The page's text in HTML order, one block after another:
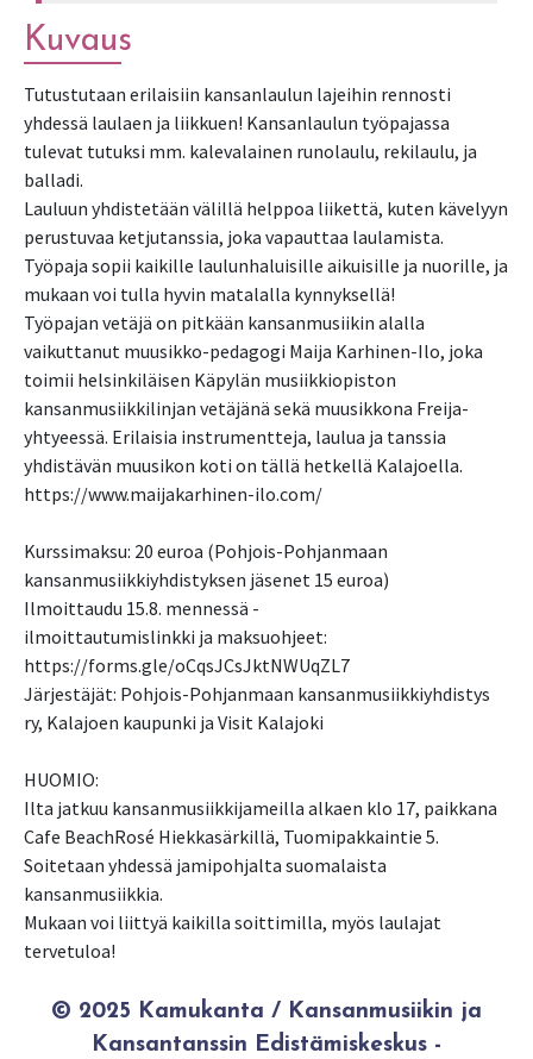
Kuvaus
Tutustutaan erilaisiin kansanlaulun lajeihin rennosti
yhdessä laulaen ja liikkuen! Kansanlaulun työpajassa
tulevat tutuksi mm. kalevalainen runolaulu, rekilaulu, ja
balladi.
Lauluun yhdistetään välillä helppoa liikettä, kuten kävelyyn
perustuvaa ketjutanssia, joka vapauttaa laulamista.
Työpaja sopii kaikille laulunhaluisille aikuisille ja nuorille, ja
mukaan voi tulla hyvin matalalla kynnyksellä!
Työpajan vetäjä on pitkään kansanmusiikin alalla
vaikuttanut muusikko-pedagogi Maija Karhinen-Ilo, joka
toimii helsinkiläisen Käpylän musiikkiopiston
kansanmusiikkilinjan vetäjänä sekä muusikkona Freija-
yhtyeessä. Erilaisia instrumentteja, laulua ja tanssia
yhdistävän muusikon koti on tällä hetkellä Kalajoella.
https://www.maijakarhinen-ilo.com/
Kurssimaksu: 20 euroa (Pohjois-Pohjanmaan
kansanmusiikkiyhdistyksen jäsenet 15 euroa)
Ilmoittaudu 15.8. mennessä -
ilmoittautumislinkki ja maksuohjeet:
https://forms.gle/oCqsJCsJktNWUqZL7
Järjestäjät: Pohjois-Pohjanmaan kansanmusiikkiyhdistys
ry, Kalajoen kaupunki ja Visit Kalajoki
HUOMIO:
Ilta jatkuu kansanmusiikkijameilla alkaen klo 17, paikkana
Cafe BeachRosé Hiekkasärkillä, Tuomipakkaintie 5.
Soitetaan yhdessä jamipohjalta suomalaista
kansanmusiikkia.
Mukaan voi liittyä kaikilla soittimilla, myös laulajat
tervetuloa!
© 2025 Kamukanta / Kansanmusiikin ja
Kansantanssin Edistämiskeskus -